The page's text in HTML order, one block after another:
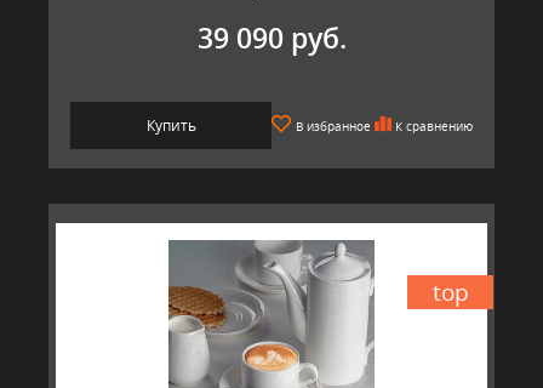
39 090 руб.
Купить В избранное К сравнению
top